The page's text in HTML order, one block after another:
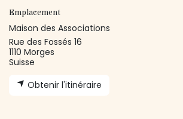
Emplacement
Maison des Associations
Rue des Fossés 16
1110 Morges
Suisse
Obtenir l'itinéraire